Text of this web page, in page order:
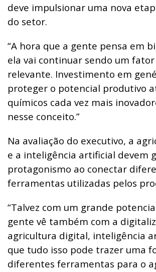
deve impulsionar uma nova
do setor.
“A hora que a gente pensa em
ela vai continuar sendo um
relevante. Investimento em
proteger o potencial produtivo
químicos cada vez mais
nesse conceito.”
Na avaliação do executivo, a
e a inteligência artificial devem
protagonismo ao conectar
ferramentas utilizadas pelos
“Talvez com um grande
gente vê também com a
agricultura digital, inteligência
que tudo isso pode trazer uma
diferentes ferramentas para o